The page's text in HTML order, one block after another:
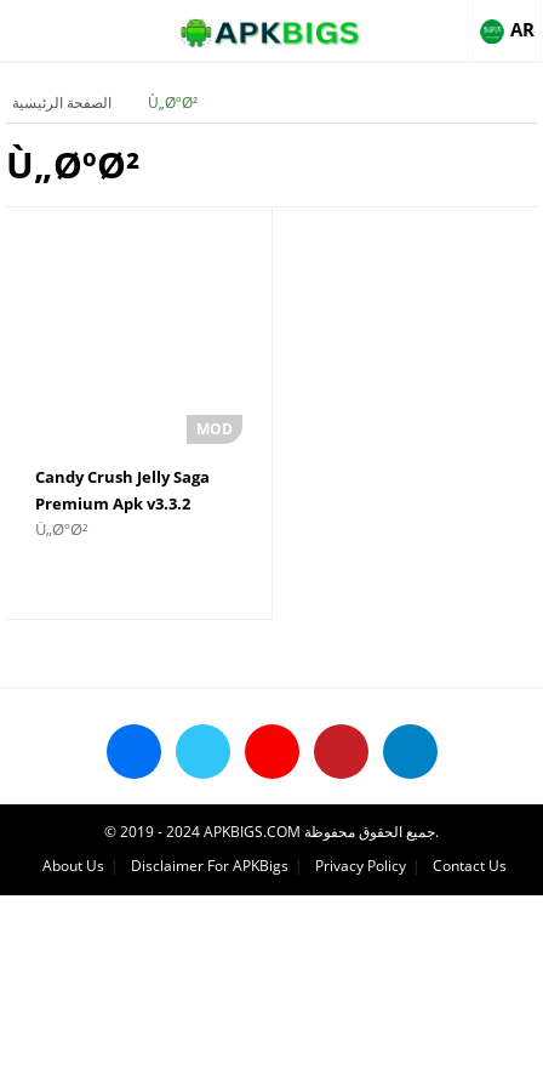
AR
الصفحة الرئيسية Ù„ØºØ²
Ù„ØºØ²
Candy Crush Jelly Saga
Premium Apk v3.3.2
Ø³Ø¨Ø§Ø¦Ùƒ
Ù„ØºØ²
© 2019 - 2024 APKBIGS.COM جميع الحقوق محفوظة.
About Us
Disclaimer For APKBigs Privacy Policy Contact Us